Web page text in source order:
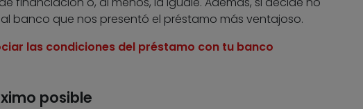
banco que nos presentó el préstamo más ventajoso.
las condiciones del préstamo con tu banco
posible